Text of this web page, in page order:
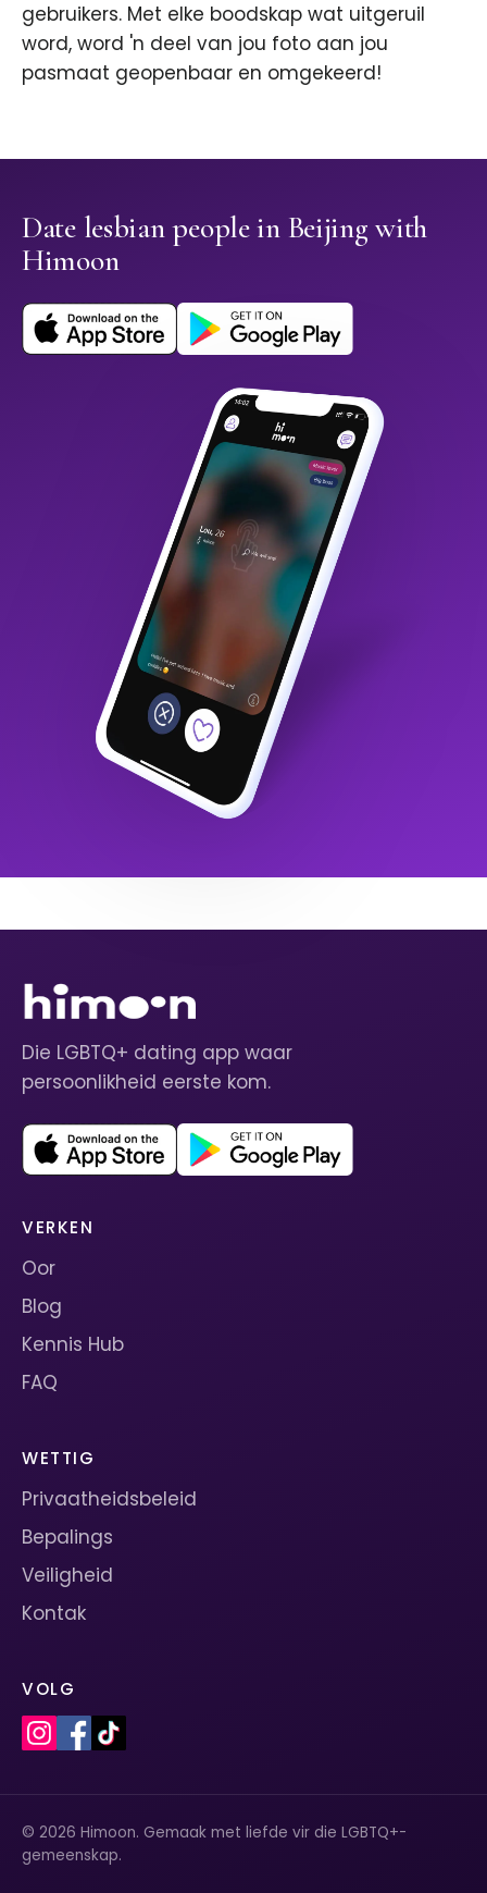
gebruikers. Met elke boodskap wat uitgeruil
word, word 'n deel van jou foto aan jou
pasmaat geopenbaar en omgekeerd!
Date lesbian people in Beijing with
Himoon
Die LGBTQ+ dating app waar
persoonlikheid eerste kom.
VERKEN
Oor
Blog
Kennis Hub
FAQ
WETTIG
Privaatheidsbeleid
Bepalings
Veiligheid
Kontak
VOLG
© 2026 Himoon. Gemaak met liefde vir die LGBTQ+-
gemeenskap.